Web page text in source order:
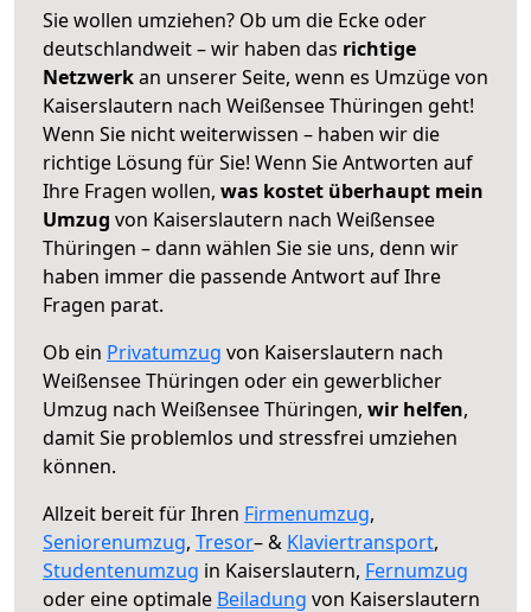
Sie wollen umziehen? Ob um die Ecke oder
deutschlandweit – wir haben das richtige
Netzwerkan unserer Seite, wenn es Umzüge von
Kaiserslautern nach Weißensee Thüringen geht!
Wenn Sie nicht weiterwissen – haben wir die
richtige Lösung für Sie! Wenn Sie Antworten auf
Ihre Fragen wollen, was kostet überhaupt mein
Umzug von Kaiserslautern nach Weißensee
Thüringen – dann wählen Sie sie uns, denn wir
haben immer die passende Antwort auf Ihre
Fragen parat.
Ob ein Privatumzug von Kaiserslautern nach
Weißensee Thüringen oder ein gewerblicher
Umzug nach Weißensee Thüringen, wir helfen,
damit Sie problemlos und stressfrei umziehen
können.
Allzeit bereit für Ihren Firmenumzug,
Seniorenumzug, Tresor– & Klaviertransport,
Studentenumzug in Kaiserslautern, Fernumzug
oder eine optimale Beiladung von Kaiserslautern